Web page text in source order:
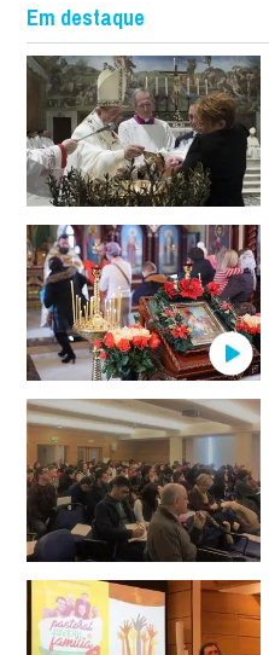
Em destaque